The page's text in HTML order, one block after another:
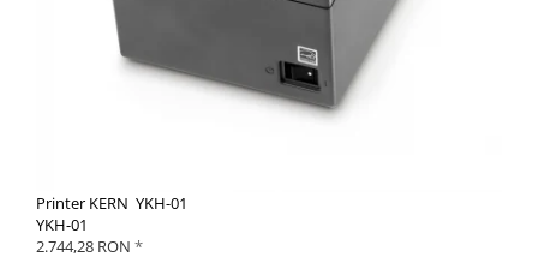
Printer KERN YKH-01
YKH-01
2.744,28 RON *